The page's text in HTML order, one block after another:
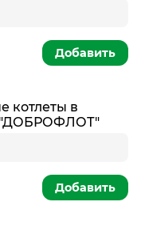
Добавить
котлеты в
"ДОБРОФЛОТ"
Добавить